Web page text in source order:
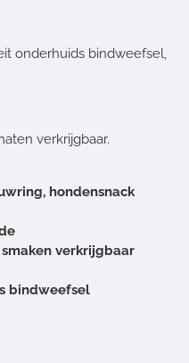
onderhuids bindweefsel,
verkrijgbaar.
hondensnack
verkrijgbaar
bindweefsel